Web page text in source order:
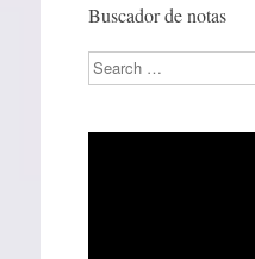
Buscador de notas
Search